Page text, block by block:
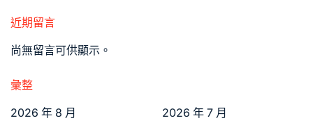
近期留言
尚無留言可供顯示。
彙整
2026 年 8 月
2026 年 7 月